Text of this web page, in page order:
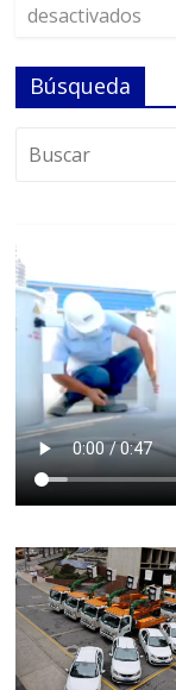
desactivados
Búsqueda